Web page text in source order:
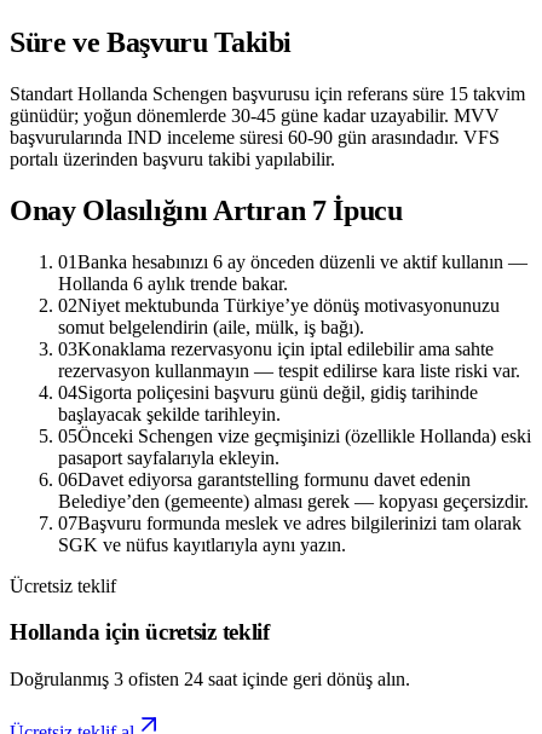
Süre ve Başvuru Takibi
Standart Hollanda Schengen başvurusu için referans süre 15 takvim
günüdür; yoğun dönemlerde 30-45 güne kadar uzayabilir. MVV
başvurularında IND inceleme süresi 60-90 gün arasındadır. VFS
portalı üzerinden başvuru takibi yapılabilir.
Onay Olasılığını Artıran 7 İpucu
01Banka hesabınızı 6 ay önceden düzenli ve aktif kullanın —
Hollanda 6 aylık trende bakar.
02Niyet mektubunda Türkiye’ye dönüş motivasyonunuzu
somut belgelendirin (aile, mülk, iş bağı).
03Konaklama rezervasyonu için iptal edilebilir ama sahte
rezervasyon kullanmayın — tespit edilirse kara liste riski var.
04Sigorta poliçesini başvuru günü değil, gidiş tarihinde
başlayacak şekilde tarihleyin.
05Önceki Schengen vize geçmişinizi (özellikle Hollanda) eski
pasaport sayfalarıyla ekleyin.
06Davet ediyorsa garantstelling formunu davet edenin
Belediye’den (gemeente) alması gerek — kopyası geçersizdir.
07Başvuru formunda meslek ve adres bilgilerinizi tam olarak
SGK ve nüfus kayıtlarıyla aynı yazın.
Ücretsiz teklif
Hollanda için ücretsiz teklif
Doğrulanmış 3 ofisten 24 saat içinde geri dönüş alın.